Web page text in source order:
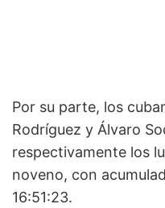
Por su parte, los
Rodríguez y Álvaro
respectivamente los
noveno, con
16:51:23.